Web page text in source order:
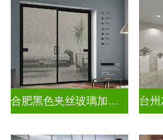
合肥黑色夹丝玻璃加工厂